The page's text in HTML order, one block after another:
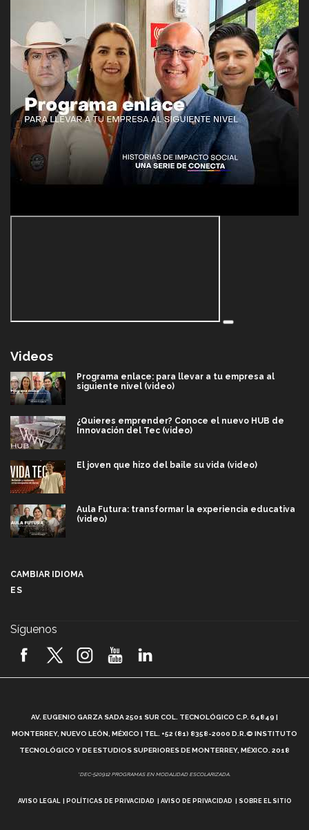
Videos
Programa enlace: para llevar a tu empresa al
siguiente nivel (video)
¿Quieres emprender? Conoce el nuevo HUB de
Innovación del Tec (video)
El joven que hizo del baile su vida (video)
Aula Futura: transformar la experiencia educativa
(video)
2026! (video)
¿Cómo es el Modelo Educativo Tec? (video)
Vida Tec: Feminismo e Inteligencia Artificial, Paola
CAMBIAR IDIOMA
ES
Síguenos
AV. EUGENIO GARZA SADA 2501 SUR COL. TECNOLÓGICO C.P. 64849 |
MONTERREY, NUEVO LEÓN, MÉXICO | TEL. +52 (81) 8358-2000 D.R.© INSTITUTO
TECNOLÓGICO Y DE ESTUDIOS SUPERIORES DE MONTERREY, MÉXICO. 2018
*DEC-520912 PROGRAMAS EN MODALIDAD ESCOLARIZADA.
AVISO LEGAL POLÍTICAS DE PRIVACIDAD AVISO DE PRIVACIDAD SOBRE EL SITIO